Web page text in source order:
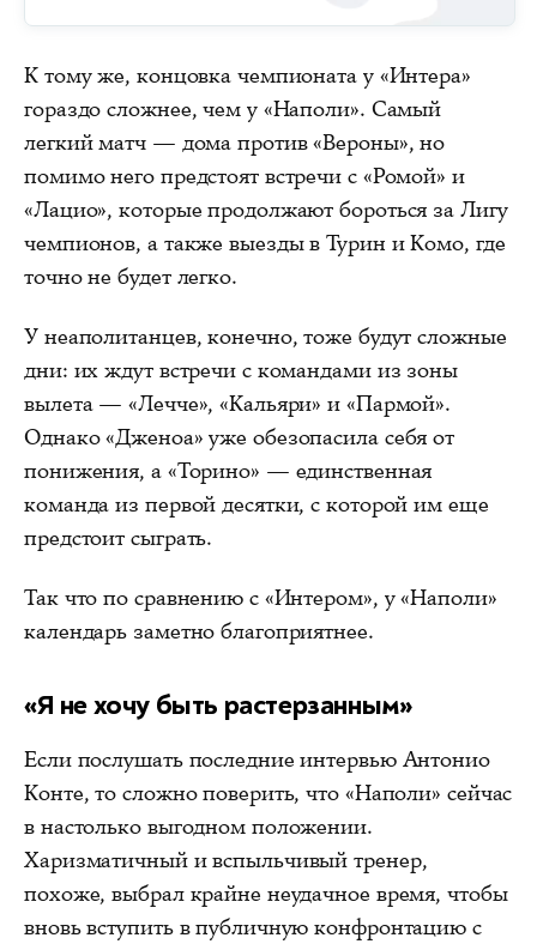
К тому же, концовка чемпионата у «Интера»
гораздо сложнее, чем у «Наполи». Самый
легкий матч — дома против «Вероны», но
помимо него предстоят встречи с «Ромой» и
«Лацио», которые продолжают бороться за Лигу
чемпионов, а также выезды в Турин и Комо, где
точно не будет легко.
У неаполитанцев, конечно, тоже будут сложные
дни: их ждут встречи с командами из зоны
вылета — «Лечче», «Кальяри» и «Пармой».
Однако «Дженоа» уже обезопасила себя от
понижения, а «Торино» — единственная
команда из первой десятки, с которой им еще
предстоит сыграть.
Так что по сравнению с «Интером», у «Наполи»
календарь заметно благоприятнее.
«Я не хочу быть растерзанным»
Если послушать последние интервью Антонио
Конте, то сложно поверить, что «Наполи» сейчас
в настолько выгодном положении.
Харизматичный и вспыльчивый тренер,
похоже, выбрал крайне неудачное время, чтобы
вновь вступить в публичную конфронтацию с